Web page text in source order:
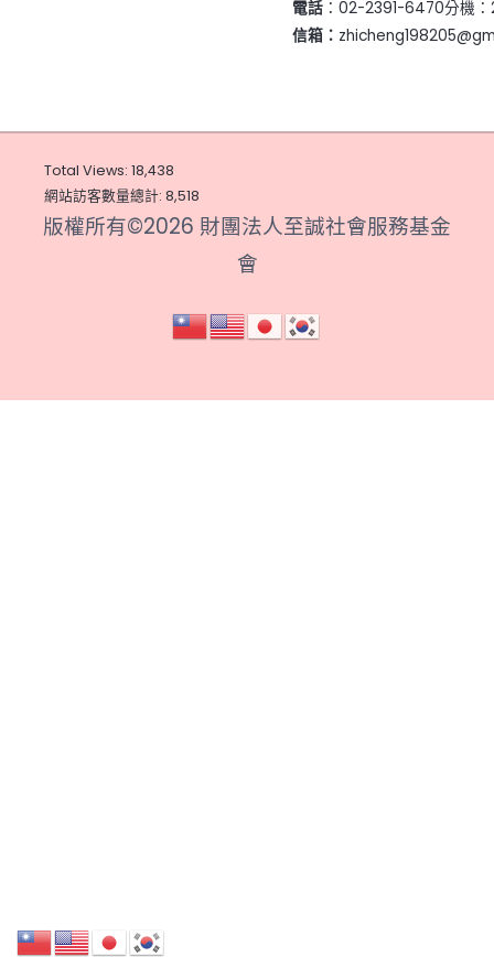
電話 ：02-2391-6470分機
信箱：
Total Views: 18,438
網站訪客數量總計: 8,518
版權所有©2026 財團法人至誠社會服務基金
會